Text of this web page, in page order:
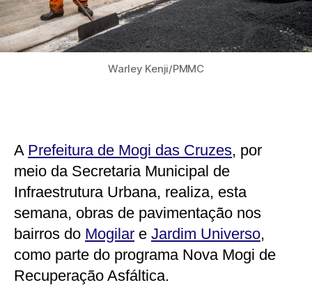
Warley Kenji/PMMC
A Prefeitura de Mogi das Cruzes, por
meio da Secretaria Municipal de
Infraestrutura Urbana, realiza, esta
semana, obras de pavimentação nos
bairros do Mogilar e Jardim Universo,
como parte do programa Nova Mogi de
Recuperação Asfáltica.